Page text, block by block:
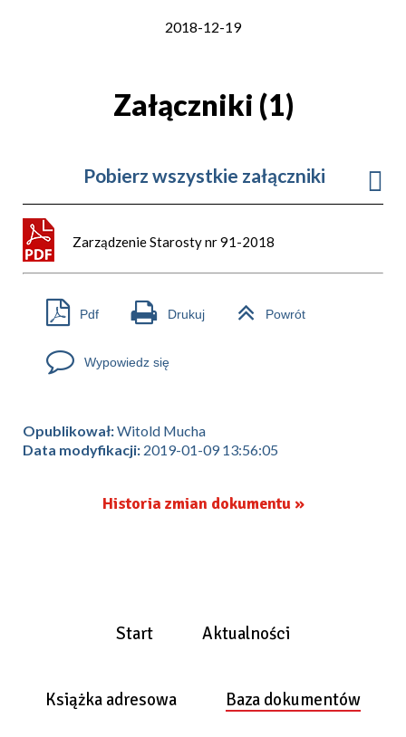
2018-12-19
Załączniki (1)
Pobierz wszystkie załączniki
Zarządzenie Starosty nr 91-2018
Pdf Drukuj Powrót
Wypowiedz się
Opublikował:Witold Mucha
Data modyfikacji: 2019-01-09 13:56:05
Historia zmian dokumentu »
Start Aktualności
Książka adresowa Baza dokumentów